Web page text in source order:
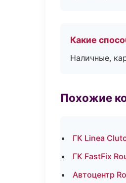
Какие
Наличные,
Похожие
ГК Linea
ГК FastFix
Автоцентр